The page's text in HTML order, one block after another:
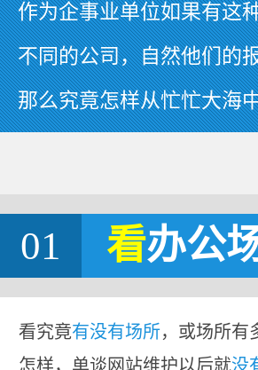
作为企事业单位如果有这
不同的公司，自然他们的
那么究竟怎样从忙忙大海
01 看办公
看究竟有没有场所，或场所有
怎样，单谈网站维护以后就没